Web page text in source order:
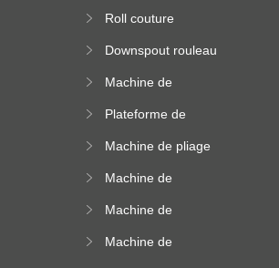
Roll couture
machine
Downspout rouleau
Machine de
rouleau de plateau
Plateforme de
formation de
altitude
Machine de pliage
Machine de
carrée
Machine de
rouleau vitré
Machine de